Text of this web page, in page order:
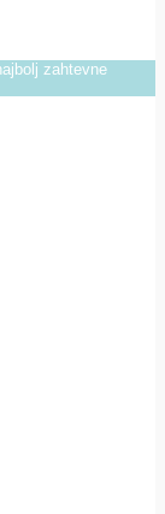
zahtevne